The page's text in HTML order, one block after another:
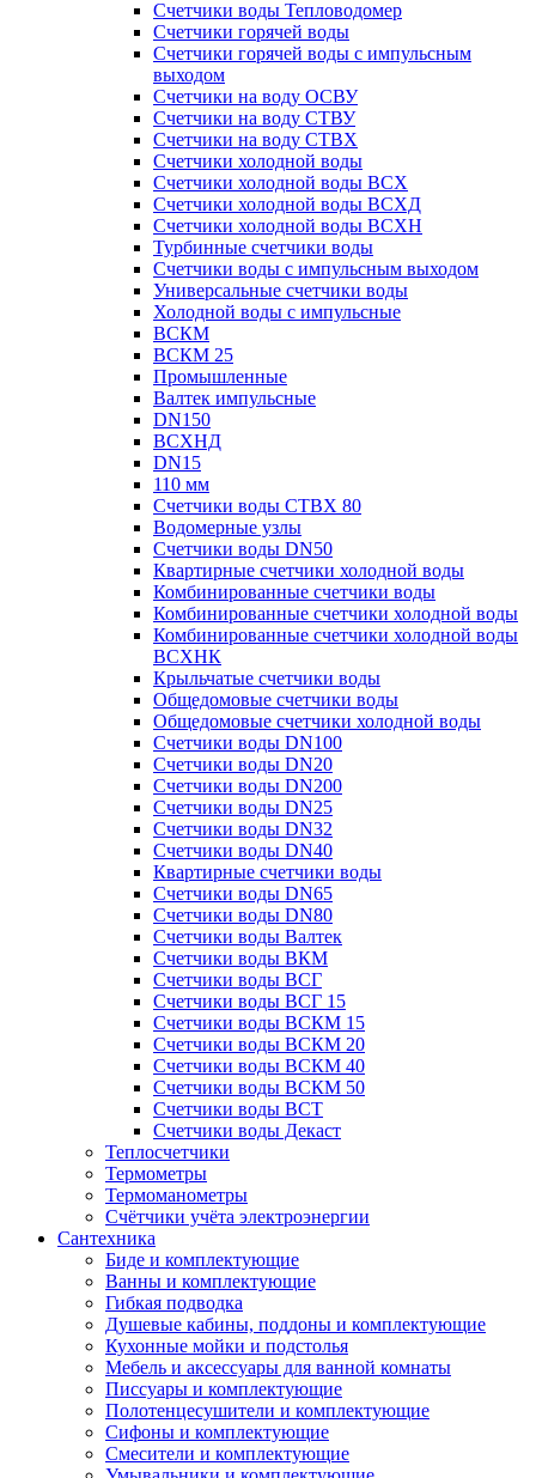
Счетчики воды Тепловодомер
Счетчики горячей воды
Счетчики горячей воды с импульсным
выходом
Счетчики на воду ОСВУ
Счетчики на воду СТВУ
Счетчики на воду СТВХ
Счетчики холодной воды
Счетчики холодной воды ВСХ
Счетчики холодной воды ВСХД
Счетчики холодной воды ВСХН
Турбинные счетчики воды
Счетчики воды с импульсным выходом
Универсальные счетчики воды
Холодной воды с импульсные
ВСКМ
ВСКМ 25
Промышленные
Валтек импульсные
DN150
ВСХНД
DN15
110 мм
Счетчики воды СТВХ 80
Водомерные узлы
Счетчики воды DN50
Квартирные счетчики холодной воды
Комбинированные счетчики воды
Комбинированные счетчики холодной воды
Комбинированные счетчики холодной воды
ВСХНК
Крыльчатые счетчики воды
Общедомовые счетчики воды
Общедомовые счетчики холодной воды
Счетчики воды DN100
Счетчики воды DN20
Счетчики воды DN200
Счетчики воды DN25
Счетчики воды DN32
Счетчики воды DN40
Квартирные счетчики воды
Счетчики воды DN65
Счетчики воды DN80
Счетчики воды Валтек
Счетчики воды ВКМ
Счетчики воды ВСГ
Счетчики воды ВСГ 15
Счетчики воды ВСКМ 15
Счетчики воды ВСКМ 20
Счетчики воды ВСКМ 40
Счетчики воды ВСКМ 50
Счетчики воды ВСТ
Счетчики воды Декаст
Теплосчетчики
Термометры
Термоманометры
Счётчики учёта электроэнергии
Сантехника
Биде и комплектующие
Ванны и комплектующие
Гибкая подводка
Душевые кабины, поддоны и комплектующие
Кухонные мойки и подстолья
Мебель и аксессуары для ванной комнаты
Писсуары и комплектующие
Полотенцесушители и комплектующие
Сифоны и комплектующие
Смесители и комплектующие